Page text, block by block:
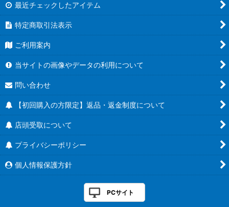
最近チェックしたアイテム
特定商取引法表示
ご利用案内
当サイトの画像やデータの利用について
問い合わせ
【初回購入の方限定】返品・返金制度について
店頭受取について
プライバシーポリシー
個人情報保護方針
PCサイト